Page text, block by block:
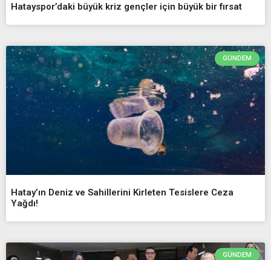
Hatayspor’daki büyük kriz gençler için büyük bir fırsat
GÜNDEM
Hatay’ın Deniz ve Sahillerini Kirleten Tesislere Ceza
Yağdı!
GÜNDEM